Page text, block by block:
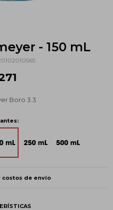
- 150 mL
Boro 3.3
costos de envío